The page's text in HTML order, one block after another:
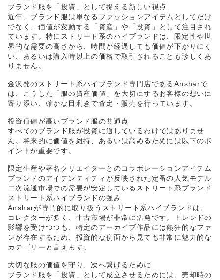
ブランド服を「投資」として捉える新しい視点
近年、ブランド服は単なるファッションアイテムとしてだけ
でなく、価値が変動する「資産」や「投資」として注目され
ています。特にストリート系のハイブランドは、限定性や世
界的な需要の高さから、時間が経過しても価値が下がりにく
い、あるいは購入時以上の価格で取引されることも珍しくあ
りません。
金沢発のストリート系ハイブランド専門店であるAnsharで
は、こうした「服の資産価値」を大切にするお客様の想いに
寄り添い、確かな目利きで査定・販売を行っています。
投資価値が高いブランド服の共通点
すべてのブランド服が投資に適しているわけではありませ
ん。将来的に価値を維持、あるいは高めるためには以下のポ
イントが重要です。
限定生産や著名クリエイターとのコラボレーションアイテム
ブランドのアイデンティティが反映された定番の人気モデル
二次流通市場での需要が安定しているストリート系ブランド
ストリート系ハイブランドの強み
Ansharが専門的に取り扱うストリート系ハイブランドは、
コレクターが多く、中古市場が非常に活発です。トレンドの
影響を受けつつも、特定のアーカイブ作品には熱狂的なファ
ンが存在するため、投資的な側面から見ても非常に魅力的な
カテゴリーと言えます。
大切な服の価値を守り、次へ繋げるために
ブランド服を「投資」として成立させるためには、売却時の